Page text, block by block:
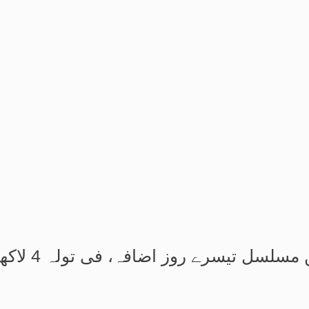
روز اضافہ، فی تولہ 4 لاکھ 54 ہزار 336 روپے کا ہوگیا